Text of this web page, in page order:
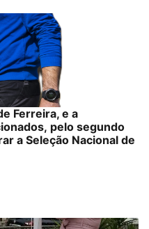
Ferreira, e a
pelo segundo
a Seleção Nacional de